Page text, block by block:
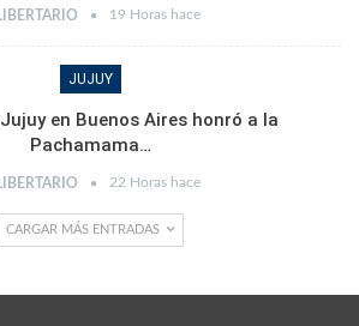
19 Horas hace
JUJUY
en Buenos Aires honró a la
Pachamama…
22 Horas hace
CARGAR MÁS ENTRADAS